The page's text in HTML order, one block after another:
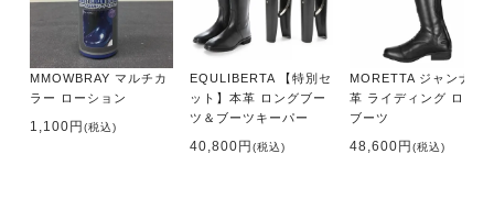
MMOWBRAY マルチカ
ラー ローション
1,100円(税込)
EQULIBERTA 【特別セ
ット】本革 ロングブー
ツ＆ブーツキーパー
40,800円(税込)
MORETTA ジャンナ 本
革 ライディング ロング
ブーツ
48,600円(税込)